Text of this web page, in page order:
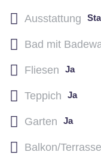
Ausstattung
Bad mit
Fliesen Ja
Teppich Ja
Garten Ja
Balkon/